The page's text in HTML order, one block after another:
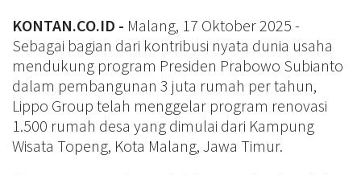
KONTAN.CO.ID - Malang, 17 Oktober 2025 -
Sebagai bagian dari kontribusi nyata dunia usaha
mendukung program Presiden Prabowo Subianto
dalam pembangunan 3 juta rumah per tahun,
Lippo Group telah menggelar program renovasi
1.500 rumah desa yang dimulai dari Kampung
Wisata Topeng, Kota Malang, Jawa Timur.